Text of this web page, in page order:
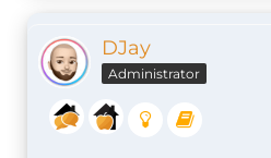
DJay
Administrator